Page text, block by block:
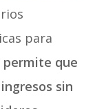
para
que
sin